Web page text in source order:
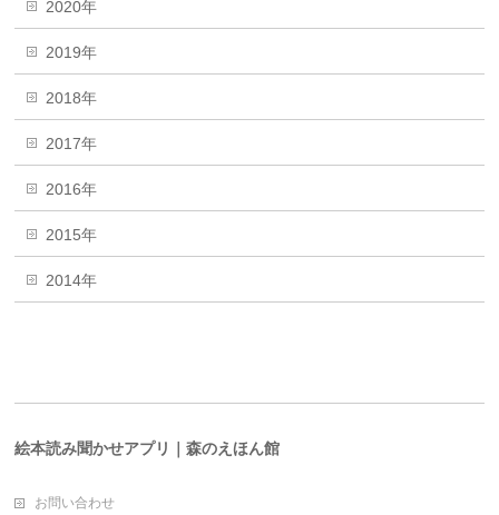
2020年
2019年
2018年
2017年
2016年
2015年
2014年
絵本読み聞かせアプリ｜森のえほん館
お問い合わせ